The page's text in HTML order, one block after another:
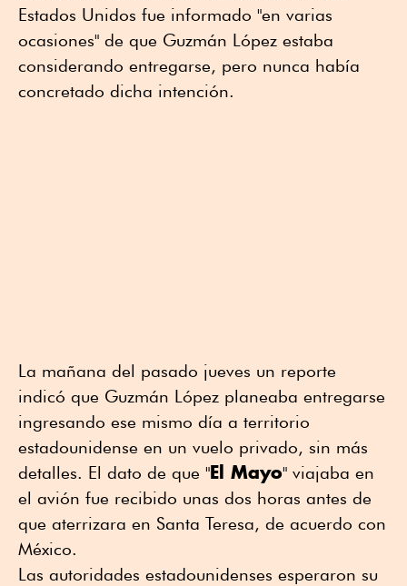
Estados Unidos fue informado "en varias
ocasiones" de que Guzmán López estaba
considerando entregarse, pero nunca había
concretado dicha intención.
La mañana del pasado jueves un reporte
indicó que Guzmán López planeaba entregarse
ingresando ese mismo día a territorio
estadounidense en un vuelo privado, sin más
detalles. El dato de que "El Mayo" viajaba en
el avión fue recibido unas dos horas antes de
que aterrizara en Santa Teresa, de acuerdo con
México.
Las autoridades estadounidenses esperaron su